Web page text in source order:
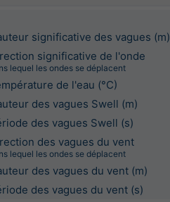
significative des vagues (m)
significative de l'onde
lequel les ondes se déplacent
de l'eau (°C)
des vagues Swell (m)
des vagues Swell (s)
des vagues du vent
lequel les ondes se déplacent
des vagues du vent (m)
des vagues du vent (s)